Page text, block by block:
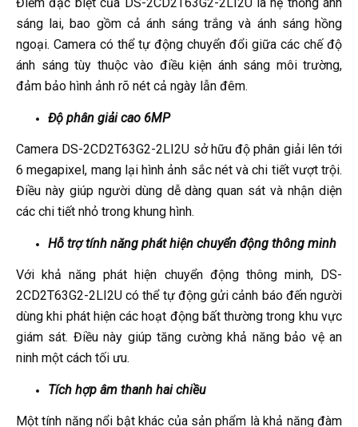
sáng lai, bao gồm cả ánh sáng trắng và ánh sáng hồng
ngoại. Camera có thể tự động chuyển đổi giữa các chế độ
ánh sáng tùy thuộc vào điều kiện ánh sáng môi trường,
đảm bảo hình ảnh rõ nét cả ngày lẫn đêm.
Độ phân giải cao 6MP
Camera DS-2CD2T63G2-2LI2U sở hữu độ phân giải lên tới
6 megapixel, mang lại hình ảnh sắc nét và chi tiết vượt trội.
Điều này giúp người dùng dễ dàng quan sát và nhận diện
các chi tiết nhỏ trong khung hình.
Hỗ trợ tính năng phát hiện chuyển động thông minh
Với khả năng phát hiện chuyển động thông minh, DS-
2CD2T63G2-2LI2U có thể tự động gửi cảnh báo đến người
dùng khi phát hiện các hoạt động bất thường trong khu vực
giám sát. Điều này giúp tăng cường khả năng bảo vệ an
ninh một cách tối ưu.
Tích hợp âm thanh hai chiều
Một tính năng nổi bật khác của sản phẩm là khả năng đàm